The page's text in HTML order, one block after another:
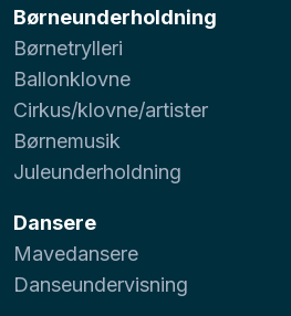
Børneunderholdning
Børnetrylleri
Ballonklovne
Cirkus/klovne/artister
Børnemusik
Juleunderholdning
Dansere
Mavedansere
Danseundervisning